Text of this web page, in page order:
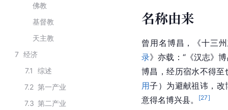
佛教
基督教
天主教
7 经济
7.1
综述
7.2 第一产业
7.3 第二产业
名称由来
曾用名博昌，《十三
录》亦载：“《汉志》
博昌，经历宿水不得
用子）为避献祖讳，改
意得名博兴县。
[27]